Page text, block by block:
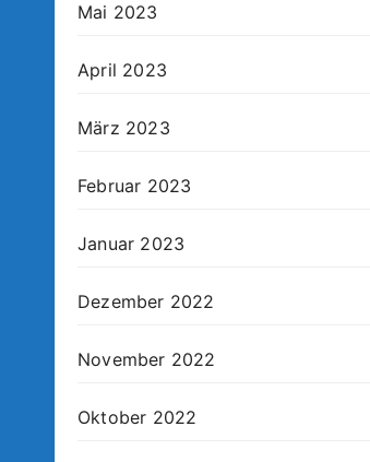
Mai 2023
April 2023
März 2023
Februar 2023
Januar 2023
Dezember 2022
November 2022
Oktober 2022